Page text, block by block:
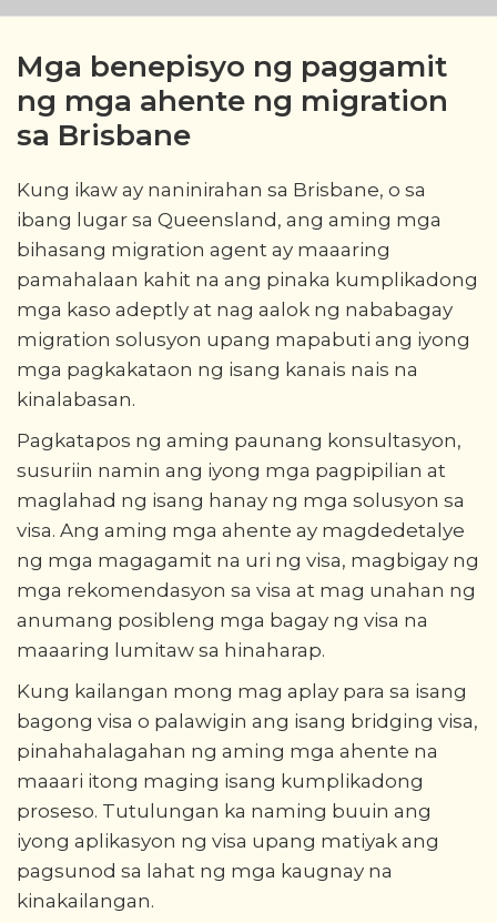
Mga benepisyo ng paggamit
ng mga ahente ng migration
sa Brisbane
Kung ikaw ay naninirahan sa Brisbane, o sa
ibang lugar sa Queensland, ang aming mga
bihasang migration agent ay maaaring
pamahalaan kahit na ang pinaka kumplikadong
mga kaso adeptly at nag aalok ng nababagay
migration solusyon upang mapabuti ang iyong
mga pagkakataon ng isang kanais nais na
kinalabasan.
Pagkatapos ng aming paunang konsultasyon,
susuriin namin ang iyong mga pagpipilian at
maglahad ng isang hanay ng mga solusyon sa
visa. Ang aming mga ahente ay magdedetalye
ng mga magagamit na uri ng visa, magbigay ng
mga rekomendasyon sa visa at mag unahan ng
anumang posibleng mga bagay ng visa na
maaaring lumitaw sa hinaharap.
Kung kailangan mong mag aplay para sa isang
bagong visa o palawigin ang isang bridging visa,
pinahahalagahan ng aming mga ahente na
maaari itong maging isang kumplikadong
proseso. Tutulungan ka naming buuin ang
iyong aplikasyon ng visa upang matiyak ang
pagsunod sa lahat ng mga kaugnay na
kinakailangan.